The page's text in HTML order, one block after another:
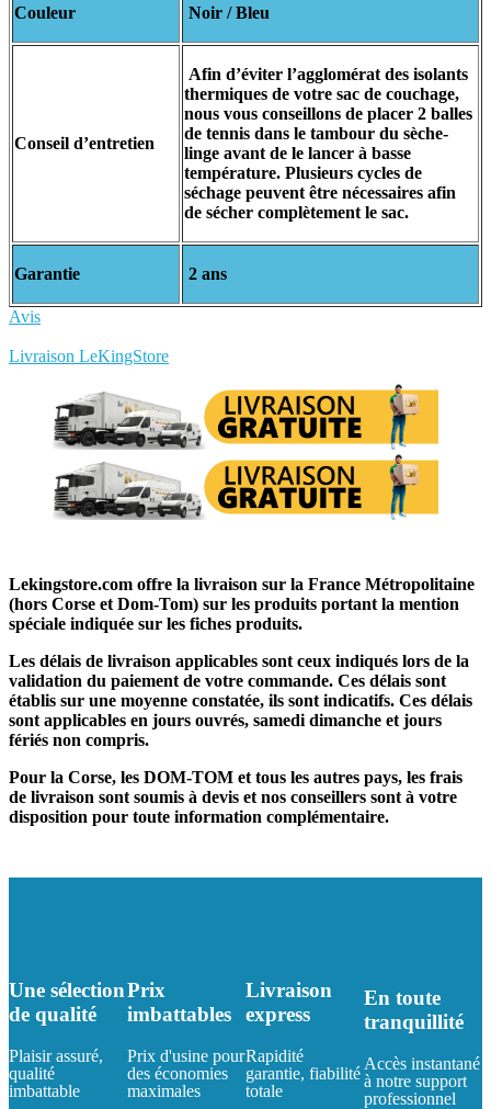
Couleur Noir / Bleu
Conseil d’entretien
Afin d’éviter l’agglomérat des isolants
thermiques de votre sac de couchage,
nous vous conseillons de placer 2 balles
de tennis dans le tambour du sèche-
linge avant de le lancer à basse
température. Plusieurs cycles de
séchage peuvent être nécessaires afin
de sécher complètement le sac.
Garantie 2 ans
Avis
Livraison LeKingStore
Lekingstore.com offre la livraison sur la France Métropolitaine
(hors Corse et Dom-Tom) sur les produits portant la mention
spéciale indiquée sur les fiches produits.
Les délais de livraison applicables sont ceux indiqués lors de la
validation du paiement de votre commande. Ces délais sont
établis sur une moyenne constatée, ils sont indicatifs. Ces délais
sont applicables en jours ouvrés, samedi dimanche et jours
fériés non compris.
Pour la Corse, les DOM-TOM et tous les autres pays, les frais
de livraison sont soumis à devis et nos conseillers sont à votre
disposition pour toute information complémentaire.
Une sélection
de qualité
Plaisir assuré,
qualité
imbattable
Prix
imbattables
Prix d'usine pour
des économies
maximales
Livraison
express
Rapidité
garantie, fiabilité
totale
En toute
tranquillité
Accès instantané
à notre support
professionnel